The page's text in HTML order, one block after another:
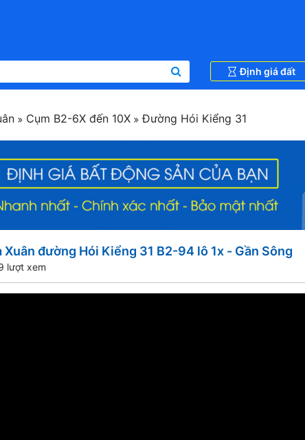
Định giá đất
Cụm B2-6X đến 10X Đường Hói Kiểng 31
Xuân đường Hói Kiểng 31 B2-94 lô 1x - Gần Sông
lượt xem